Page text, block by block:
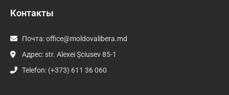
Контакты
Почта:office@moldovalibera.md
Адрес: str. Alexei Şciusev 85-1
Telefon: (+373) 611 36 060